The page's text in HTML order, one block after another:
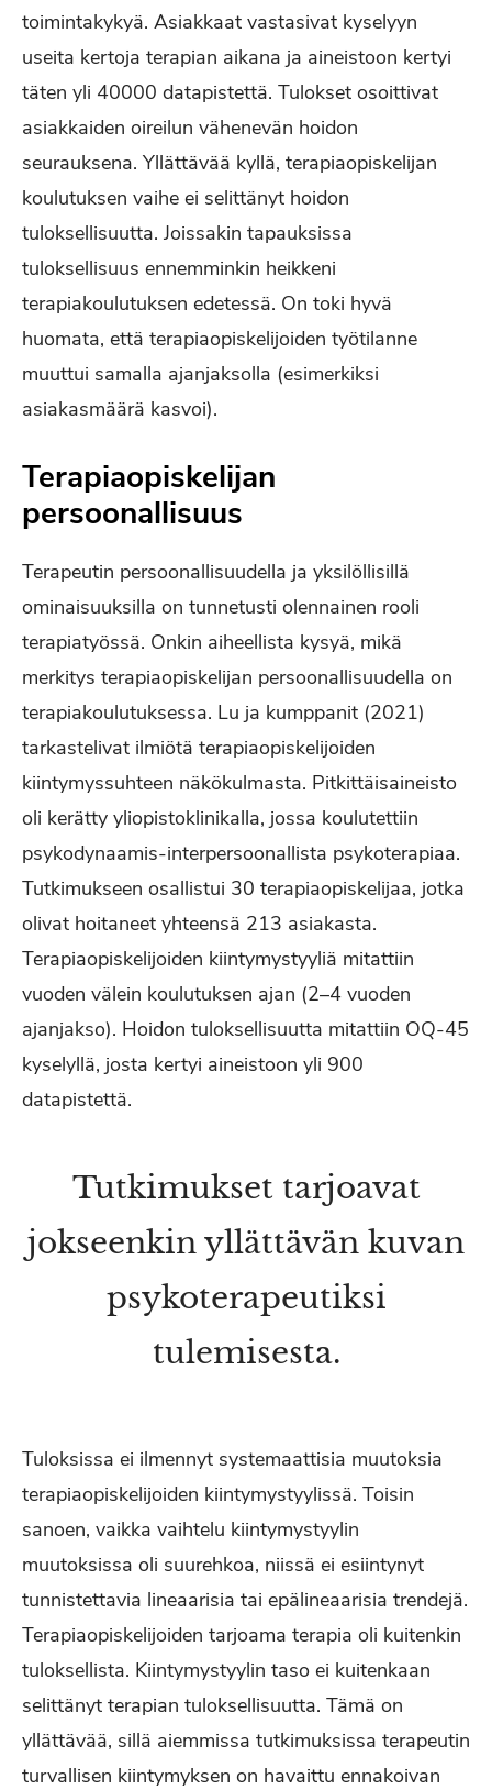
toimintakykyä. Asiakkaat vastasivat kyselyyn
useita kertoja terapian aikana ja aineistoon kertyi
täten yli 40000 datapistettä. Tulokset osoittivat
asiakkaiden oireilun vähenevän hoidon
seurauksena. Yllättävää kyllä, terapiaopiskelijan
koulutuksen vaihe ei selittänyt hoidon
tuloksellisuutta. Joissakin tapauksissa
tuloksellisuus ennemminkin heikkeni
terapiakoulutuksen edetessä. On toki hyvä
huomata, että terapiaopiskelijoiden työtilanne
muuttui samalla ajanjaksolla (esimerkiksi
asiakasmäärä kasvoi).
Terapiaopiskelijan
persoonallisuus
Terapeutin persoonallisuudella ja yksilöllisillä
ominaisuuksilla on tunnetusti olennainen rooli
terapiatyössä. Onkin aiheellista kysyä, mikä
merkitys terapiaopiskelijan persoonallisuudella on
terapiakoulutuksessa. Lu ja kumppanit (2021)
tarkastelivat ilmiötä terapiaopiskelijoiden
kiintymyssuhteen näkökulmasta. Pitkittäisaineisto
oli kerätty yliopistoklinikalla, jossa koulutettiin
psykodynaamis-interpersoonallista psykoterapiaa.
Tutkimukseen osallistui 30 terapiaopiskelijaa, jotka
olivat hoitaneet yhteensä 213 asiakasta.
Terapiaopiskelijoiden kiintymystyyliä mitattiin
vuoden välein koulutuksen ajan (2–4 vuoden
ajanjakso). Hoidon tuloksellisuutta mitattiin OQ-45
kyselyllä, josta kertyi aineistoon yli 900
datapistettä.
Tutkimukset tarjoavat
jokseenkin yllättävän kuvan
psykoterapeutiksi
tulemisesta.
Tuloksissa ei ilmennyt systemaattisia muutoksia
terapiaopiskelijoiden kiintymystyylissä. Toisin
sanoen, vaikka vaihtelu kiintymystyylin
muutoksissa oli suurehkoa, niissä ei esiintynyt
tunnistettavia lineaarisia tai epälineaarisia trendejä.
Terapiaopiskelijoiden tarjoama terapia oli kuitenkin
tuloksellista. Kiintymystyylin taso ei kuitenkaan
selittänyt terapian tuloksellisuutta. Tämä on
yllättävää, sillä aiemmissa tutkimuksissa terapeutin
turvallisen kiintymyksen on havaittu ennakoivan